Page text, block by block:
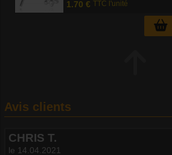
1.70 € TTC l'unité
Avis clients
CHRIS T.
le 14.04.2021